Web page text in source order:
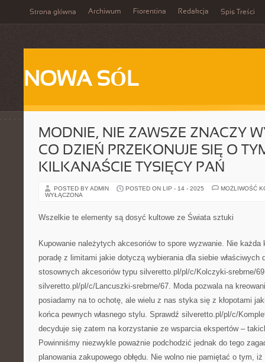
Strona główna Archiwum Fiorentina Redakcja Spis Treści
NOWA SÓL
MODNIE, NIE ZAWSZE ZNACZY
CO DZIEŃ PRZEKONUJE SIĘ O
KILKANAŚCIE TYSIĘCY PAŃ
POSTED BY ADMIN POSTED ON LIP - 14 - 2025
MOŻLIWOŚĆ
WYŁĄCZONA
Wszelkie te elementy są dosyć kultowe ze Świata sztuki
Kupowanie należytych akcesoriów to spore wyzwanie. Nie każda
poradę z limitami jakie dotyczą wybierania dla siebie właściwych
stosownych akcesoriów typu silveretto.pl/pl/c/Kolczyki-srebrne/
silveretto.pl/pl/c/Lancuszki-srebrne/67. Moda pozwala na
posiadamy na to ochotę, ale wielu z nas styka się z kłopotami
końca pewnych własnego stylu. Sprawdź silveretto.pl/pl/c/
decyduje się zatem na korzystanie ze wsparcia ekspertów –
Powinniśmy niezwykle poważnie podchodzić jednak do tego
planowania zakupowego obłędu. Nie wolno nie pamiętać o tym,